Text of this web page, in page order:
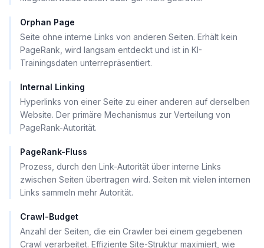
Orphan Page
Seite ohne interne Links von anderen Seiten. Erhält kein
PageRank, wird langsam entdeckt und ist in KI-
Trainingsdaten unterrepräsentiert.
Internal Linking
Hyperlinks von einer Seite zu einer anderen auf derselben
Website. Der primäre Mechanismus zur Verteilung von
PageRank-Autorität.
PageRank-Fluss
Prozess, durch den Link-Autorität über interne Links
zwischen Seiten übertragen wird. Seiten mit vielen internen
Links sammeln mehr Autorität.
Crawl-Budget
Anzahl der Seiten, die ein Crawler bei einem gegebenen
Crawl verarbeitet. Effiziente Site-Struktur maximiert, wie